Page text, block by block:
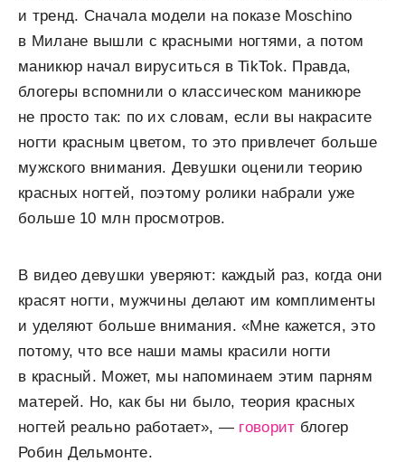
и тренд. Сначала модели на показе Moschino
в Милане вышли с красными ногтями, а потом
маникюр начал вируситься в TikTok. Правда,
блогеры вспомнили о классическом маникюре
не просто так: по их словам, если вы накрасите
ногти красным цветом, то это привлечет больше
мужского внимания. Девушки оценили теорию
красных ногтей, поэтому ролики набрали уже
больше 10 млн просмотров.
В видео девушки уверяют: каждый раз, когда они
красят ногти, мужчины делают им комплименты
и уделяют больше внимания. «Мне кажется, это
потому, что все наши мамы красили ногти
в красный. Может, мы напоминаем этим парням
матерей. Но, как бы ни было, теория красных
ногтей реально работает», — говорит блогер
Робин Дельмонте.